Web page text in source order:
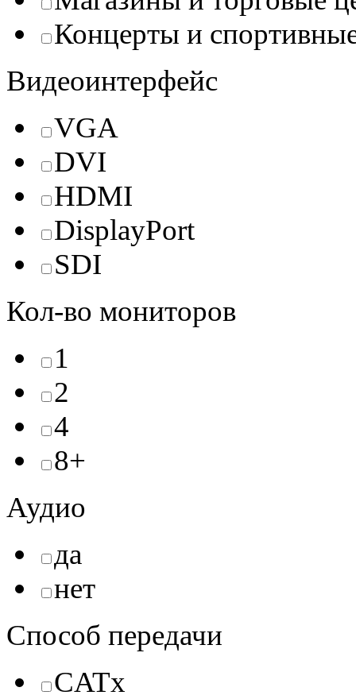
Концерты и
Видеоинтерфейс
VGA
DVI
HDMI
DisplayPort
SDI
Кол-во мониторов
1
2
4
8+
Аудио
да
нет
Способ передачи
CATx